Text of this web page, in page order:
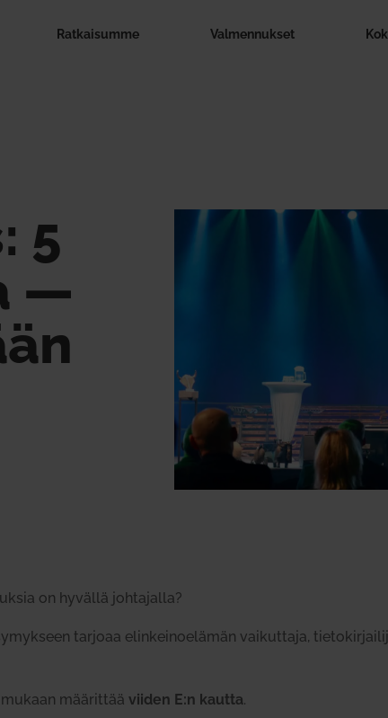
Rat­kai­summe Val­men­nukset
5
—
on hyvällä joh­ta­jalla?
tarjoaa elin­kei­noe­lämän vai­kuttaja,
mää­rittääviiden E:n kautta.